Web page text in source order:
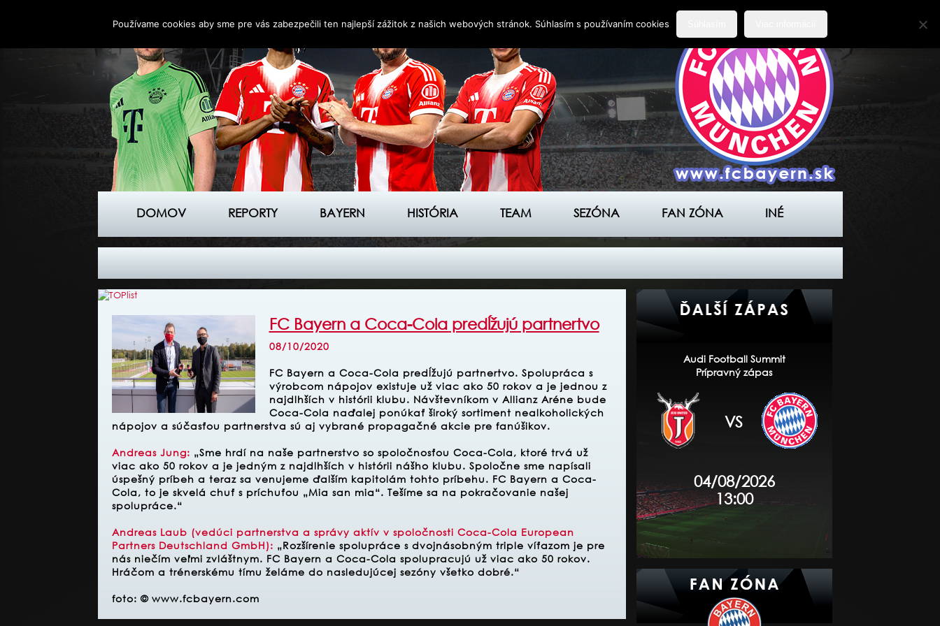
DOMOV REPORTY BAYERN HISTÓRIA TEAM SEZÓNA FAN ZÓNA INÉ
FC Bayern a Coca-Cola predĺžujú partnertvo
08/10/2020
FC Bayern a Coca-Cola predĺžujú partnertvo. Spolupráca s
výrobcom nápojov existuje už viac ako 50 rokov a je jednou z
najdlhších v histórii klubu. Návštevníkom v Allianz Aréne bude
Coca-Cola naďalej ponúkať široký sortiment nealkoholických
nápojov a súčasťou partnerstva sú aj vybrané propagačné akcie pre fanúšikov.
Andreas Jung: „Sme hrdí na naše partnerstvo so spoločnosťou Coca-Cola, ktoré trvá už
viac ako 50 rokov a je jedným z najdlhších v histórii nášho klubu. Spoločne sme napísali
úspešný príbeh a teraz sa venujeme ďalším kapitolám tohto príbehu. FC Bayern a Coca-
Cola, to je skvelá chuť s príchuťou „Mia san mia“. Tešíme sa na pokračovanie našej
spolupráce.“
Andreas Laub (vedúci partnerstva a správy aktív v spoločnosti Coca-Cola European
Partners Deutschland GmbH): „Rozšírenie spolupráce s dvojnásobným triple víťazom je pre
nás niečím veľmi zvláštnym. FC Bayern a Coca-Cola spolupracujú už viac ako 50 rokov.
Hráčom a trénerskému tímu želáme do nasledujúcej sezóny všetko dobré.“
foto:© www.fcbayern.com
Audi Football Summit
Prípravný zápas
VS
04/08/2026
13:00
Používame cookies aby sme pre vás zabezpečili ten najlepší zážitok z našich webových stránok. Súhlasím s používaním cookies